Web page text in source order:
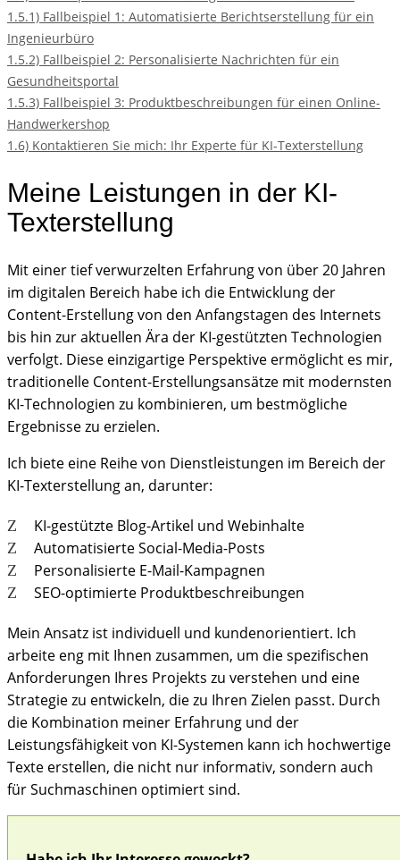
1.5.1) Fallbeispiel 1: Automatisierte Berichtserstellung für ein
Ingenieurbüro
1.5.2) Fallbeispiel 2: Personalisierte Nachrichten für ein
Gesundheitsportal
1.5.3) Fallbeispiel 3: Produktbeschreibungen für einen Online-
Handwerkershop
1.6) Kontaktieren Sie mich: Ihr Experte für KI-Texterstellung
Meine Leistungen in der KI-
Texterstellung
Mit einer tief verwurzelten Erfahrung von über 20 Jahren
im digitalen Bereich habe ich die Entwicklung der
Content-Erstellung von den Anfangstagen des Internets
bis hin zur aktuellen Ära der KI-gestützten Technologien
verfolgt. Diese einzigartige Perspektive ermöglicht es mir,
traditionelle Content-Erstellungsansätze mit modernsten
KI-Technologien zu kombinieren, um bestmögliche
Ergebnisse zu erzielen.
Ich biete eine Reihe von Dienstleistungen im Bereich der
KI-Texterstellung an, darunter:
KI-gestützte Blog-Artikel und Webinhalte
Automatisierte Social-Media-Posts
Personalisierte E-Mail-Kampagnen
SEO-optimierte Produktbeschreibungen
Mein Ansatz ist individuell und kundenorientiert. Ich
arbeite eng mit Ihnen zusammen, um die spezifischen
Anforderungen Ihres Projekts zu verstehen und eine
Strategie zu entwickeln, die zu Ihren Zielen passt. Durch
die Kombination meiner Erfahrung und der
Leistungsfähigkeit von KI-Systemen kann ich hochwertige
Texte erstellen, die nicht nur informativ, sondern auch
für Suchmaschinen optimiert sind.